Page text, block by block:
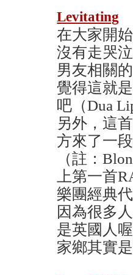
Levitating
在大家開
沒有走哭
男友相關
覺得這就
吧（Dua
另外，這
方來了一
（註：
上第一首
樂團經典
因為很多
是英國人
家鄉其實